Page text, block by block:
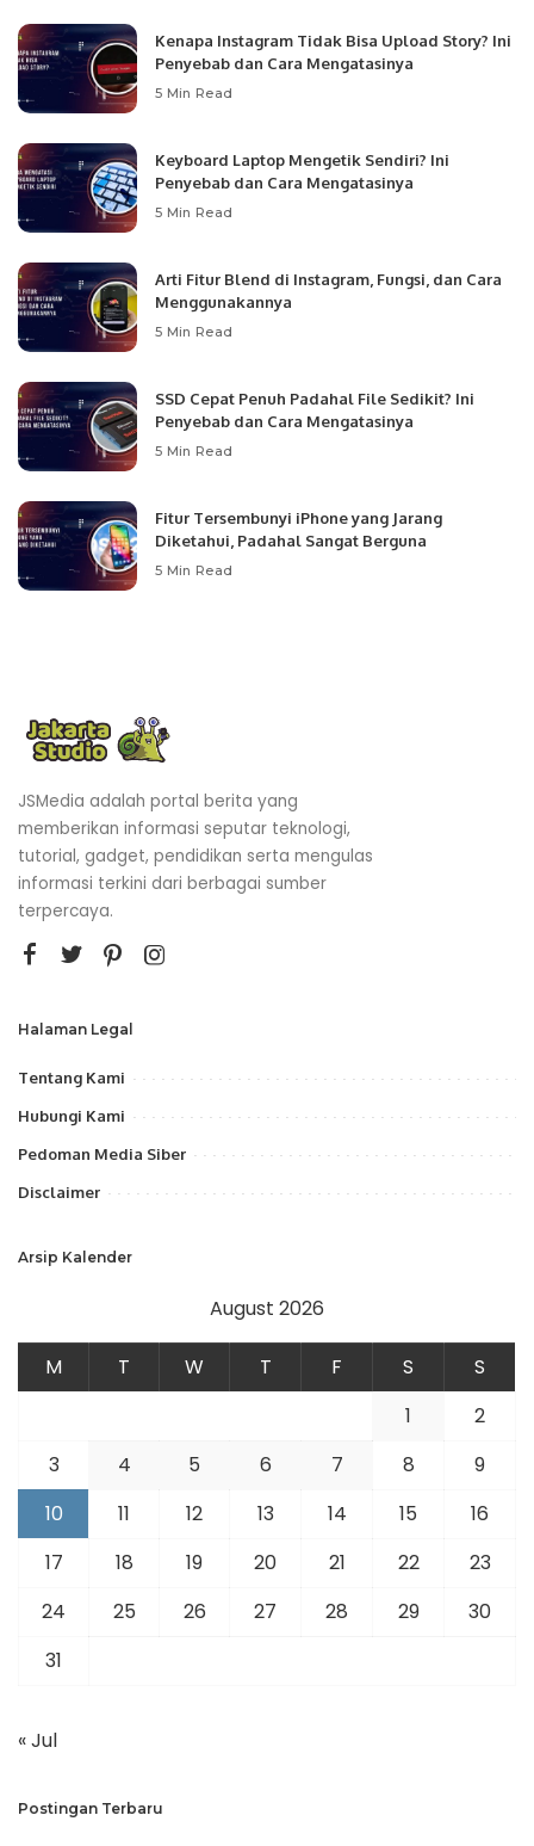
Kenapa Instagram Tidak Bisa Upload Story? Ini
Penyebab dan Cara Mengatasinya
5 Min Read
Keyboard Laptop Mengetik Sendiri? Ini
Penyebab dan Cara Mengatasinya
5 Min Read
Arti Fitur Blend di Instagram, Fungsi, dan Cara
Menggunakannya
5 Min Read
SSD Cepat Penuh Padahal File Sedikit? Ini
Penyebab dan Cara Mengatasinya
5 Min Read
Fitur Tersembunyi iPhone yang Jarang
Diketahui, Padahal Sangat Berguna
5 Min Read
JSMedia adalah portal berita yang
memberikan informasi seputar teknologi,
tutorial, gadget, pendidikan serta mengulas
informasi terkini dari berbagai sumber
terpercaya.
Halaman Legal
Tentang Kami
Hubungi Kami
Pedoman Media Siber
Disclaimer
Arsip Kalender
August 2026
M T W T F S
S
1
2
3
4 5 6 7 8
9
10
11 12 13 14 15
16
17
18 19 20 21 22
23
24
25 26 27 28 29
30
31
« Jul
Postingan Terbaru